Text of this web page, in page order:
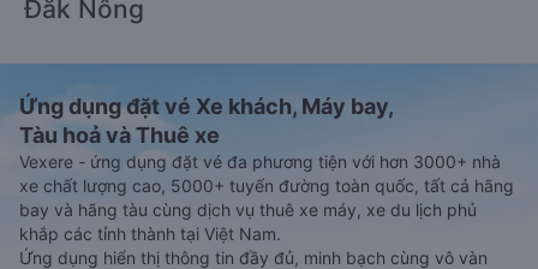
Đắk Nông
Ứng dụng đặt vé Xe khách, Máy bay,
Tàu hoả và Thuê xe
Vexere - ứng dụng đặt vé đa phương tiện với hơn 3000+ nhà
xe chất lượng cao, 5000+ tuyến đường toàn quốc, tất cả hãng
bay và hãng tàu cùng dịch vụ thuê xe máy, xe du lịch phủ
khắp các tỉnh thành tại Việt Nam.
Ứng dụng hiển thị thông tin đầy đủ, minh bạch cùng vô vàn